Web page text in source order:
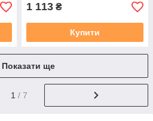
1 113 ₴
Купити
Показати ще
1 / 7